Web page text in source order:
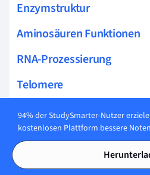
Enzymstruktur
Aminosäuren Funktionen
RNA-Prozessierung
Telomere
Zellmembran Funktion
Protein-Ligand-Komplex
Enzymregulation Typen
94% der StudySmarter-Nutzer
kostenlosen Plattform bessere